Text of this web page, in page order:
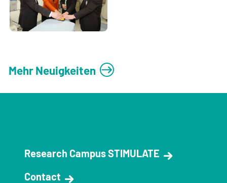
Mehr Neuigkeiten
Research Campus STIMULATE
Contact